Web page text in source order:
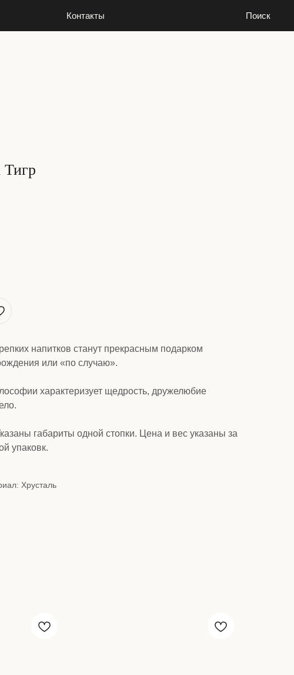
Контакты Поиск
Контакты Поиск
Тигр
напитков станут прекрасным подарком
или «по случаю».
характеризует щедрость, дружелюбие
габариты одной стопки. Цена и вес указаны за
упаковк.
Хрусталь